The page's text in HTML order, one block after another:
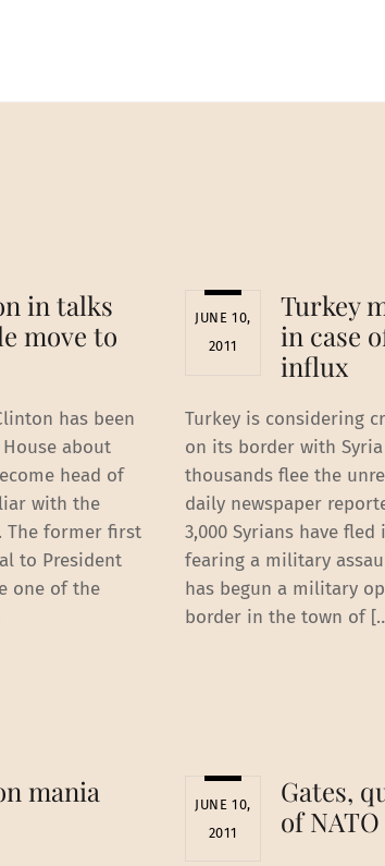
in talks
move to
has been
about
head of
with the
The former first
to President
one of the
JUNE 10,
2011
Turkey
in case
influx
Turkey is considering
on its border with
thousands flee the
daily newspaper
3,000 Syrians have
fearing a military
has begun a military
border in the town of
mania
JUNE 10,
2011
Gates,
of NATO